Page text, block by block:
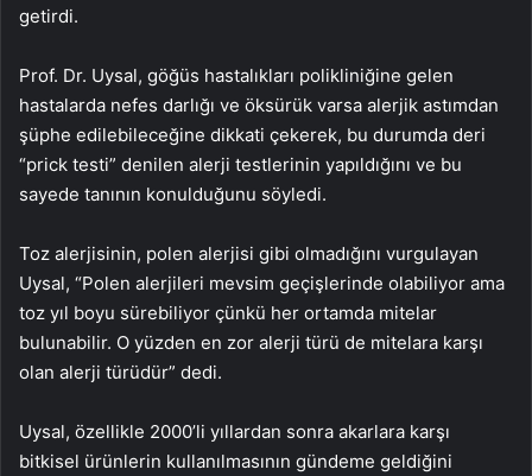
getirdi.
Prof. Dr. Uysal, göğüs hastalıkları polikliniğine gelen
hastalarda nefes darlığı ve öksürük varsa alerjik astımdan
şüphe edilebileceğine dikkati çekerek, bu durumda deri
“prick testi” denilen alerji testlerinin yapıldığını ve bu
sayede tanının konulduğunu söyledi.
Toz alerjisinin, polen alerjisi gibi olmadığını vurgulayan
Uysal, “Polen alerjileri mevsim geçişlerinde olabiliyor ama
toz yıl boyu sürebiliyor çünkü her ortamda mitelar
bulunabilir. O yüzden en zor alerji türü de mitelara karşı
olan alerji türüdür” dedi.
Uysal, özellikle 2000’li yıllardan sonra akarlara karşı
bitkisel ürünlerin kullanılmasının gündeme geldiğini